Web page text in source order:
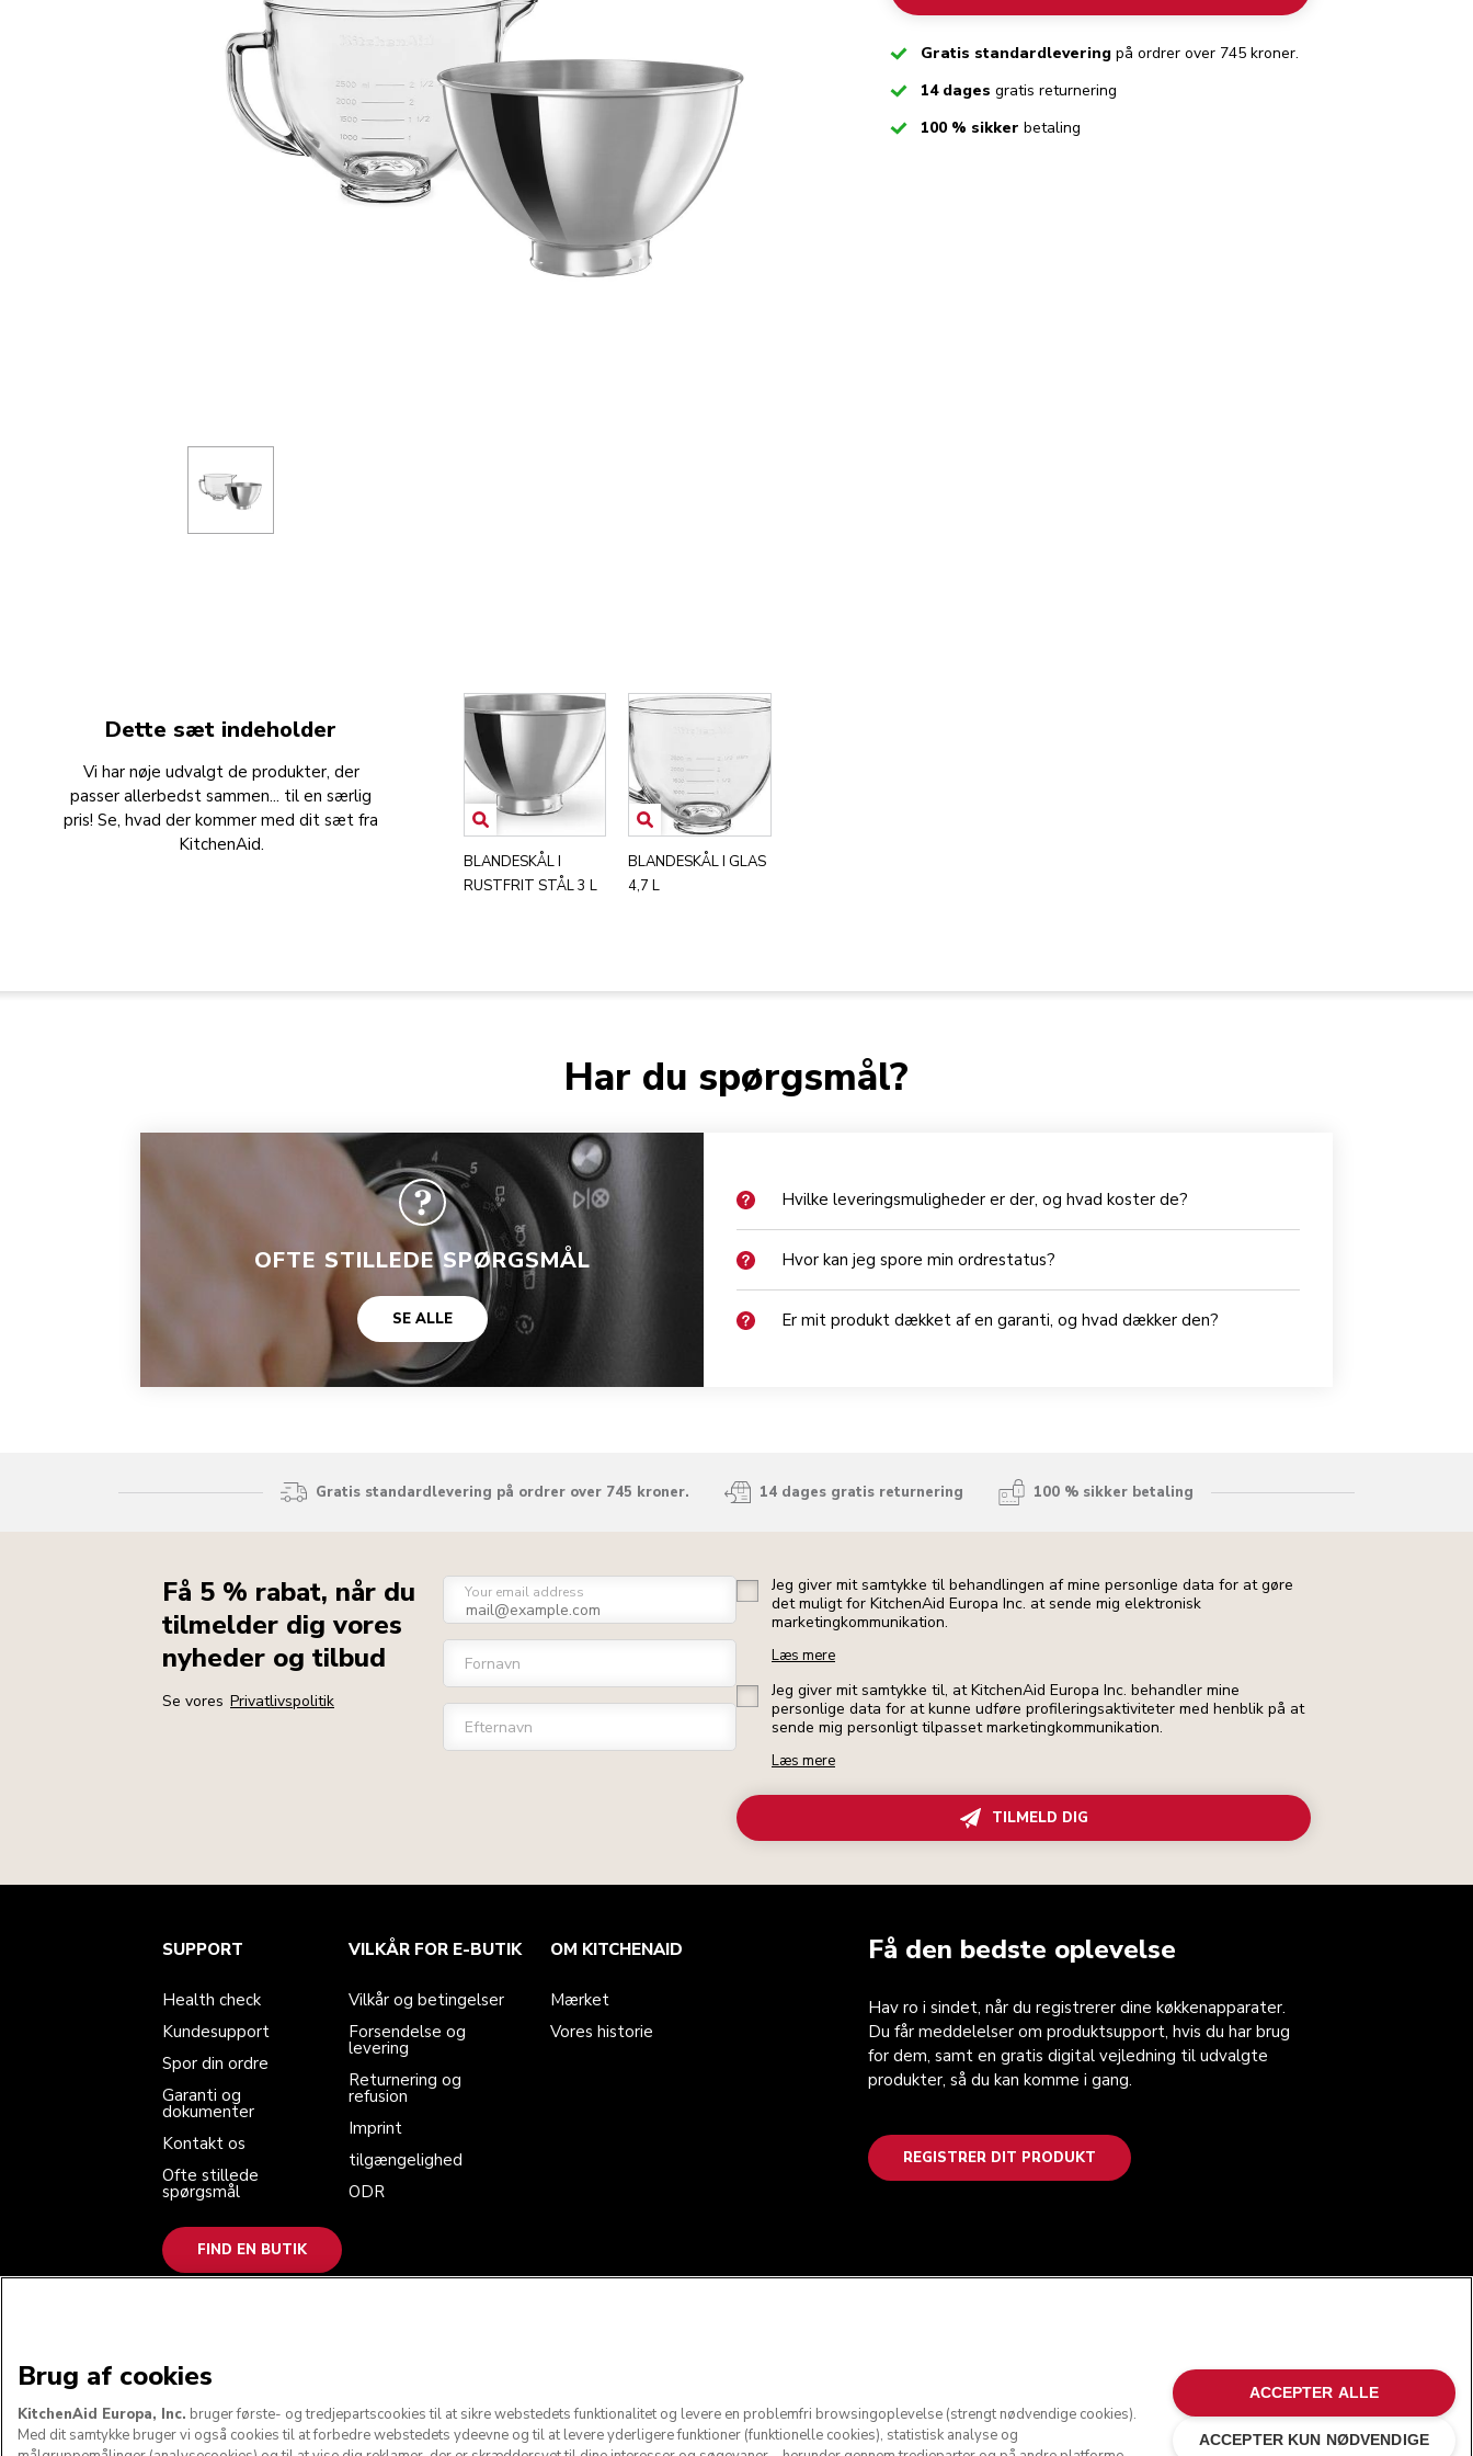
CheckedGratis standardlevering på ordrer over 745 kroner.
Checked14 dages gratis returnering
Checked100 % sikker betaling
Dette sæt indeholder
Vi har nøje udvalgt de produkter, der
passer allerbedst sammen... til en særlig
pris! Se, hvad der kommer med dit sæt fra
KitchenAid.
BLANDESKÅL I
RUSTFRIT STÅL 3 L
BLANDESKÅL I GLAS
4,7 L
Har du spørgsmål?
OFTE STILLEDE SPØRGSMÅL
SE ALLE
Hvilke leveringsmuligheder er der, og hvad koster de?
Hvor kan jeg spore min ordrestatus?
Er mit produkt dækket af en garanti, og hvad dækker den?
Gratis standardlevering på ordrer over 745 kroner. 14 dages gratis returnering 100 % sikker betaling
Få 5 % rabat, når du
tilmelder dig vores
nyheder og tilbud
Se vores Privatlivspolitik
Your email address
Fornavn
Efternavn
Jeg giver mit samtykke til behandlingen af mine personlige data for at gøre
det muligt for KitchenAid Europa Inc. at sende mig elektronisk
marketingkommunikation.
Læs mere
Jeg giver mit samtykke til, at KitchenAid Europa Inc. behandler mine
personlige data for at kunne udføre profileringsaktiviteter med henblik på at
sende mig personligt tilpasset marketingkommunikation.
Læs mere
TILMELD DIG
Få den bedste oplevelse
Hav ro i sindet, når du registrerer dine køkkenapparater.
Du får meddelelser om produktsupport, hvis du har brug
for dem, samt en gratis digital vejledning til udvalgte
produkter, så du kan komme i gang.
REGISTRER DIT PRODUKT
Health check
Kundesupport
Kontakt os
Vilkår og betingelser
Forsendelse og levering
tilgængelighed
Mærket
Vores historie
Find en butik
SUPPORT
Health check
Kundesupport
Spor din ordre
Garanti og
dokumenter
Kontakt os
Ofte stillede
spørgsmål
VILKÅR FOR E-BUTIK
Vilkår og betingelser
Forsendelse og
levering
Returnering og
refusion
Imprint
tilgængelighed
ODR
OM KITCHENAID
Mærket
Vores historie
FIND EN BUTIK
Brug af cookies
KitchenAid Europa, Inc. bruger første- og tredjepartscookies til at sikre webstedets funktionalitet og levere en problemfri browsingoplevelse (strengt nødvendige cookies).
Med dit samtykke bruger vi også cookies til at forbedre webstedets ydeevne og til at levere yderligere funktioner (funktionelle cookies), statistisk analyse og
ACCEPTER KUN NØDVENDIGE
ACCEPTER ALLE